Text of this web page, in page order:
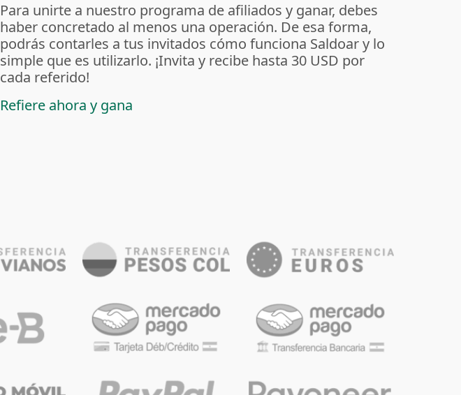
Para unirte a nuestro programa de afiliados y ganar, debes
haber concretado al menos una operación. De esa forma,
podrás contarles a tus invitados cómo funciona Saldoar y lo
simple que es utilizarlo. ¡Invita y recibe hasta 30 USD por
cada referido!
Refiere ahora y gana